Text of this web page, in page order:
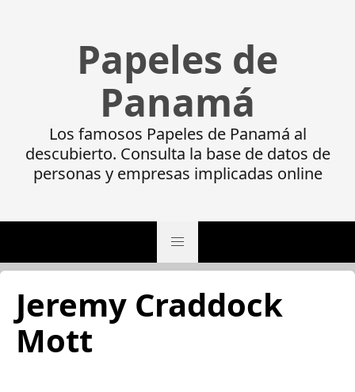
Papeles de
Panamá
Los famosos Papeles de Panamá al
descubierto. Consulta la base de datos de
personas y empresas implicadas online
Jeremy Craddock
Mott